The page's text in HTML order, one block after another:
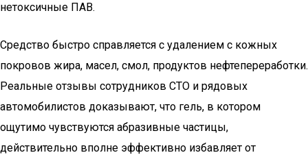
нетоксичные ПАВ.
Средство быстро справляется с удалением с кожных
покровов жира, масел, смол, продуктов нефтепереработки.
Реальные отзывы сотрудников СТО и рядовых
автомобилистов доказывают, что гель, в котором
ощутимо чувствуются абразивные частицы,
действительно вполне эффективно избавляет от